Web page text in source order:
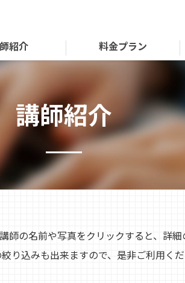
紹介 料金プラン
講師紹介
の名前や写真をクリックすると、詳細
り込みも出来ますので、是非ご利用くだ